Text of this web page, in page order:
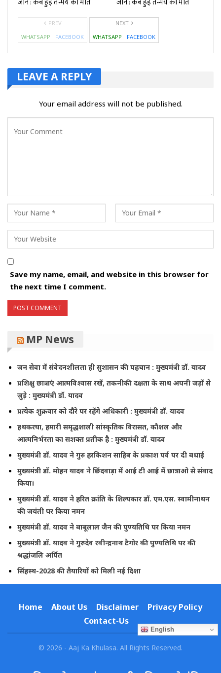
PREV
WHATSAPP
FACEBOOK
NEXT
WHATSAPP
FACEBOOK
LEAVE A REPLY
Your email address will not be published.
Save my name, email, and website in this browser for
the next time I comment.
MP News
जन सेवा में संवेदनशीलता ही सुशासन की पहचान : मुख्यमंत्री डॉ. यादव
प्रशिक्षु छात्राएं आत्मविश्वास रखें, तकनीकी दक्षता के साथ अपनी जड़ों से
जुड़े : मुख्यमंत्री डॉ. यादव
प्रत्येक शुक्रवार को दौरे पर रहेंगे अधिकारी : मुख्यमंत्री डॉ. यादव
हथकरघा, हमारी समृद्धशाली सांस्कृतिक विरासत, कौशल और
आत्मनिर्भरता का सशक्त प्रतीक है : मुख्यमंत्री डॉ. यादव
मुख्यमंत्री डॉ. यादव ने गुरु हरकिशन साहिब के प्रकाश पर्व पर दी बधाई
मुख्यमंत्री डॉ. मोहन यादव ने छिंदवाड़ा में आई टी आई में छात्राओ से संवाद
किया।
मुख्यमंत्री डॉ. यादव ने हरित क्रांति के शिल्पकार डॉ. एम.एस. स्वामीनाथन
की जयंती पर किया नमन
मुख्यमंत्री डॉ. यादव ने बाबूलाल जैन की पुण्यतिथि पर किया नमन
मुख्यमंत्री डॉ. यादव ने गुरुदेव रवीन्द्रनाथ टैगोर की पुण्यतिथि पर की
श्रद्धांजलि अर्पित
सिंहस्थ-2028 की तैयारियों को मिली नई दिशा
Home About Us Disclaimer
Privacy Policy
Contact-Us
English
© 2026 - Aaj Ka Khulasa. All Rights Reserved.